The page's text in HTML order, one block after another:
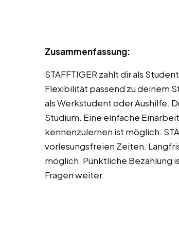
Zusammenfassung:
STAFFTIGER zahlt dir als
Flexibilität passend zu deinem
als Werkstudent oder Aushilfe.
Studium. Eine einfache
kennenzulernen ist möglich.
vorlesungsfreien Zeiten.
möglich. Pünktliche Bezahlung
Fragen weiter.